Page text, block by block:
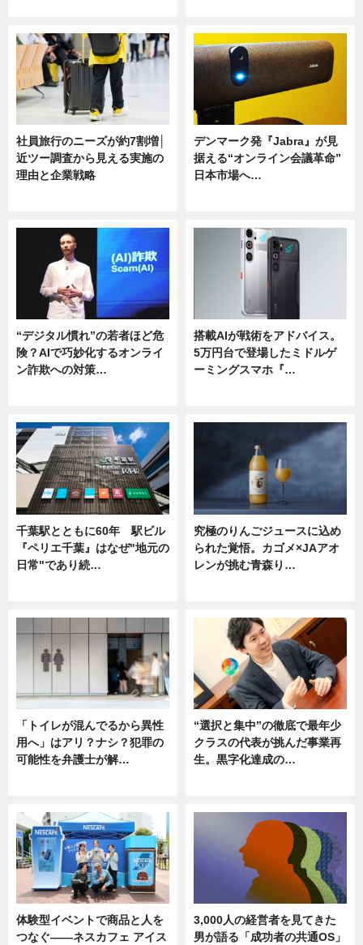
社員旅行のニーズが約7割増│
近ツー調査から見える実施の
理由と企業戦略
デンマーク発『Jabra』が見
据える“オンライン会議革命”
日本市場へ…
“デジタル慣れ”の若者ほど危
険？AIで巧妙化するオンライ
ン詐欺への対策…
搭載AIが戦術をアドバイス。
5万円台で登場したミドルゲ
ーミングスマホ『…
千葉駅とともに60年 駅ビル
『ペリエ千葉』はなぜ"地元の
日常"であり続…
究極のりんごジュースに込め
られた覚悟。カゴメ×JAアオ
レンが挑む青森り…
「トイレが混んでるから異性
用へ」はアリ？ナシ？犯罪の
可能性を弁護士が解…
“選択と集中”の徹底で最年少
クラスの代表が挑んだ事業再
生。黒字化達成の…
体験型イベントで商品と人を
つなぐ――ネスカフェ アイス
3,000人の経営者を見てきた
男が語る「成功者の共通OS」